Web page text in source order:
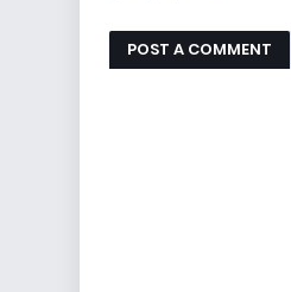
POST A COMMENT